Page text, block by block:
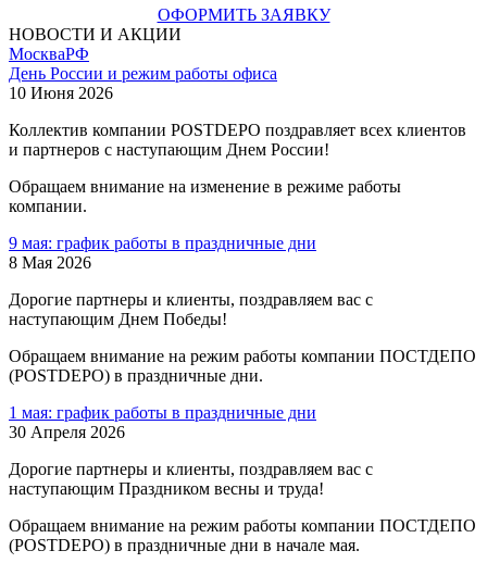
ОФОРМИТЬ ЗАЯВКУ
НОВОСТИ И АКЦИИ
МоскваРФ
День России и режим работы офиса
10 Июня 2026
Коллектив компании POSTDEPO поздравляет всех клиентов
и партнеров с наступающим Днем России!
Обращаем внимание на изменение в режиме работы
компании.
9 мая: график работы в праздничные дни
8 Мая 2026
Дорогие партнеры и клиенты, поздравляем вас с
наступающим Днем Победы!
Обращаем внимание на режим работы компании ПОСТДЕПО
(POSTDEPO) в праздничные дни.
1 мая: график работы в праздничные дни
30 Апреля 2026
Дорогие партнеры и клиенты, поздравляем вас с
наступающим Праздником весны и труда!
Обращаем внимание на режим работы компании ПОСТДЕПО
(POSTDEPO) в праздничные дни в начале мая.